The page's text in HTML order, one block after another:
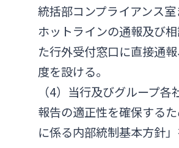
統括部コンプライアンス室
ホットラインの通報及び
た行外受付窓口に直接通
度を設ける。
（4）当行及びグループ
報告の適正性を確保する
に係る内部統制基本方針」